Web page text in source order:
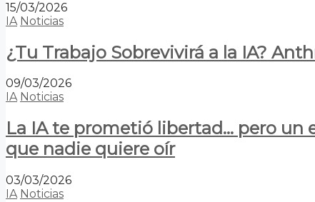
15/03/2026
IA Noticias
¿Tu Trabajo Sobrevivirá a la IA?
09/03/2026
IA Noticias
La IA te prometió libertad… pero un
que nadie quiere oír
03/03/2026
IA Noticias